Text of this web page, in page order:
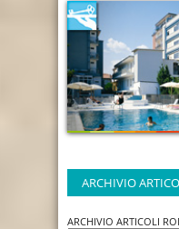
ARCHIVIO
ARCHIVIO ARTICOLI